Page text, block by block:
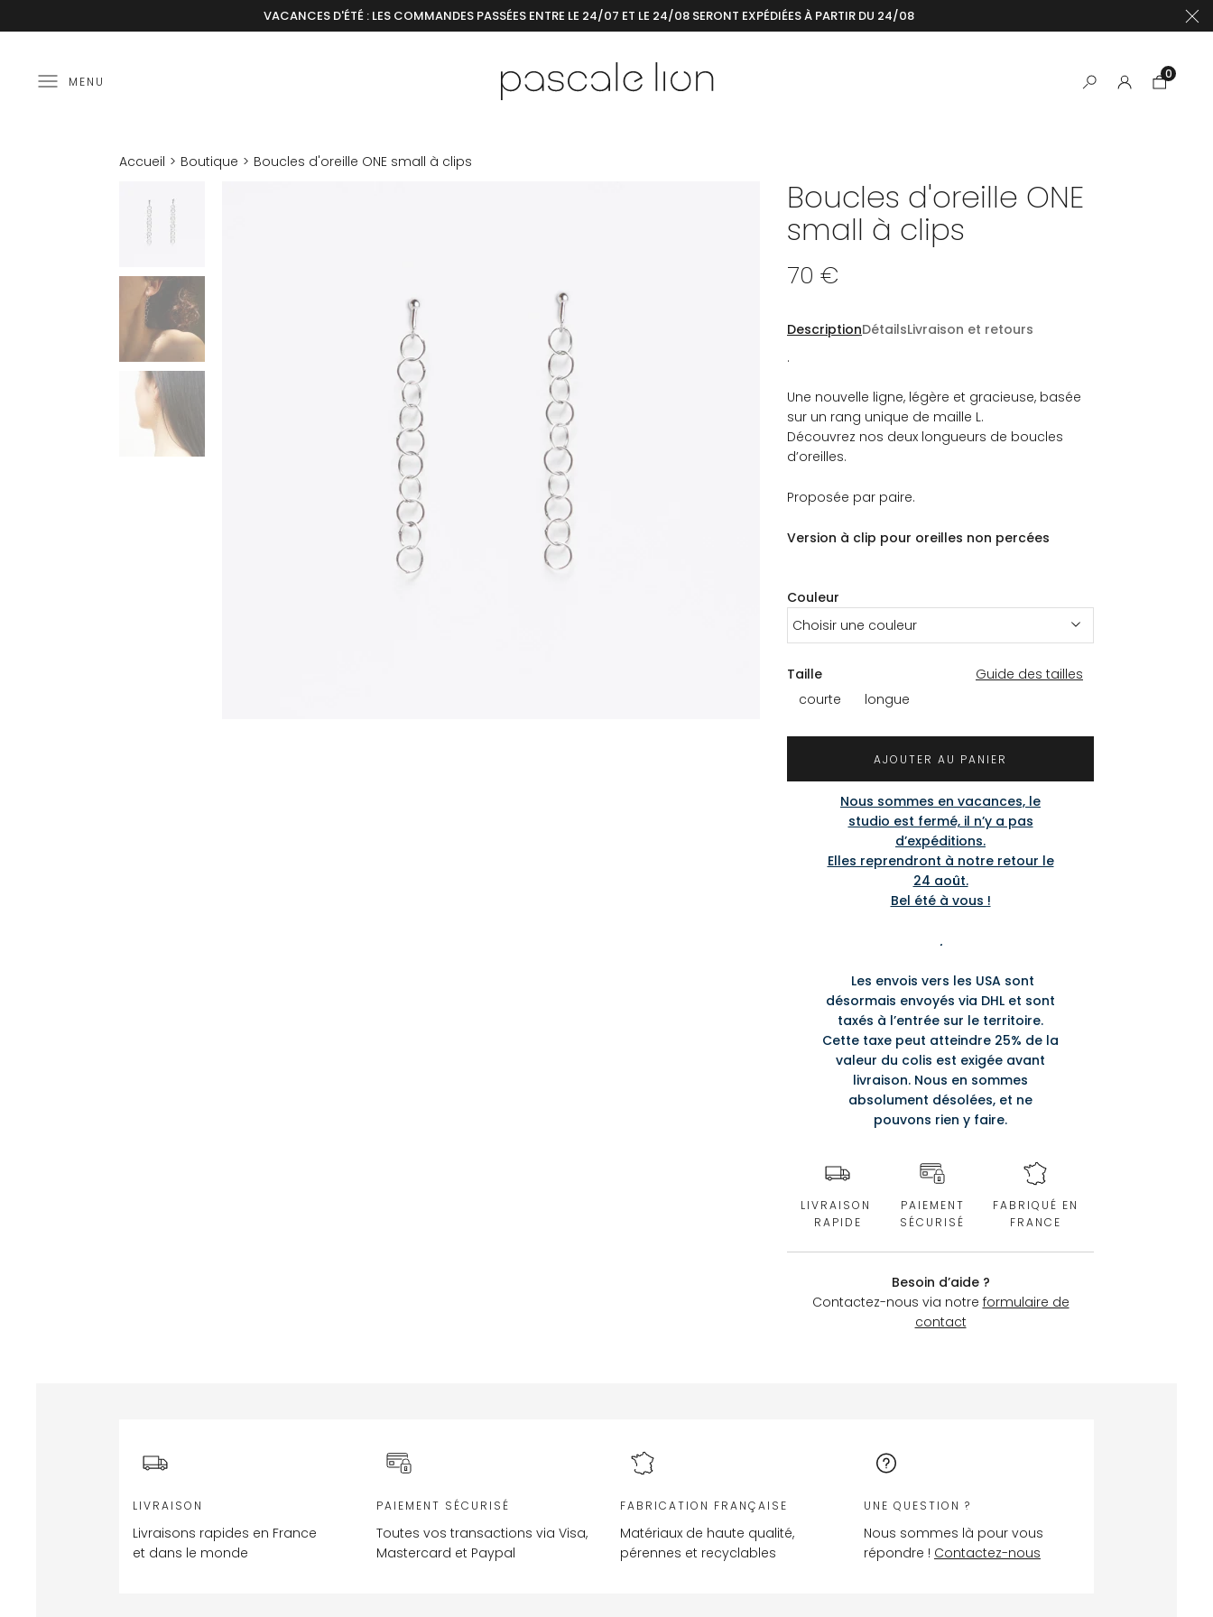
VACANCES D'ÉTÉ : LES COMMANDES PASSÉES ENTRE LE 24/07 ET LE 24/08 SERONT EXPÉDIÉES À PARTIR DU 24/08
0
MENU
Accueil Boutique Boucles d'oreille ONE small à clips
Boucles d'oreille ONE
small à clips
70 €
DescriptionDétailsLivraison et retours
.
Une nouvelle ligne, légère et gracieuse, basée
sur un rang unique de maille L.
Découvrez nos deux longueurs de boucles
d’oreilles.
Proposée par paire.
Version à clip pour oreilles non percées
Couleur
Choisir une couleur
Taille
Guide des tailles
courte
longue
AJOUTER AU PANIER
Nous sommes en vacances, le
studio est fermé, il n’y a pas
d’expéditions.
Elles reprendront à notre retour le
24 août.
Bel été à vous !
.
Les envois vers les USA sont
désormais envoyés via DHL et sont
taxés à l’entrée sur le territoire.
Cette taxe peut atteindre 25% de la
valeur du colis est exigée avant
livraison. Nous en sommes
absolument désolées, et ne
pouvons rien y faire.
LIVRAISON
RAPIDE
PAIEMENT
SÉCURISÉ
FABRIQUÉ EN
FRANCE
Besoin d’aide ?
Contactez-nous via notre formulaire de
contact
LIVRAISON
Livraisons rapides en France
et dans le monde
PAIEMENT SÉCURISÉ
Toutes vos transactions via Visa,
Mastercard et Paypal
FABRICATION FRANÇAISE
Matériaux de haute qualité,
pérennes et recyclables
UNE QUESTION ?
Nous sommes là pour vous
répondre ! Contactez-nous